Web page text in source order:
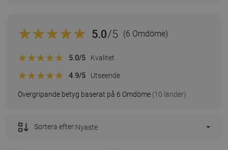
5.0/5 (6 Omdöme)
Övergripande betyg baserat på 6 Omdöme (10 länder)
5.0/5 Kvalitet
4.9/5 Utseende
Sortera efter:Nyaste